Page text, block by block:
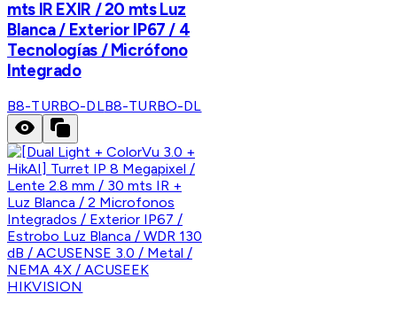
mts IR EXIR / 20 mts Luz
Blanca / Exterior IP67 / 4
Tecnologías / Micrófono
Integrado
B8-TURBO-DLB8-TURBO-DL
HIKVISION